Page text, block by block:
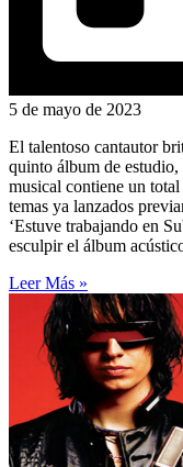
5 de mayo de 2023
El talentoso cantautor
quinto álbum de
musical contiene un total
temas ya lanzados
‘Estuve trabajando en
esculpir el álbum
Leer Más »